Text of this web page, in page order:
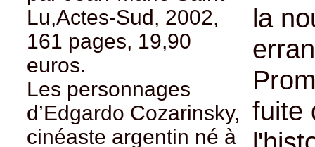
Lu,Actes-Sud, 2002,
161 pages, 19,90
euros.
Les personnages
d’Edgardo Cozarinsky,
cinéaste argentin né à
la
fuite